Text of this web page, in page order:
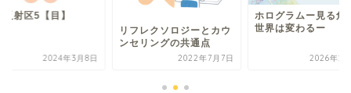
反射区5【目】
2024年3月8日
リフレクソロジーとカウ
ンセリングの共通点
2022年7月7日
ホログラムー見る角
世界は変わるー
2026年2